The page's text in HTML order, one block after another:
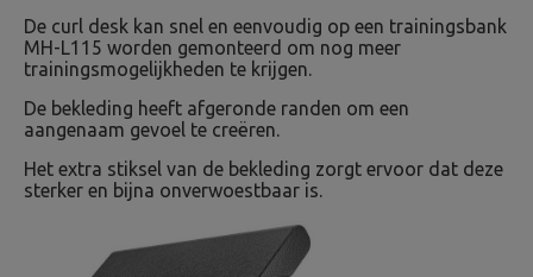
De curl desk kan snel en eenvoudig op een trainingsbank
MH-L115 worden gemonteerd om nog meer
trainingsmogelijkheden te krijgen.
De bekleding heeft afgeronde randen om een ​​
aangenaam gevoel te creëren.
Het extra stiksel van de bekleding zorgt ervoor dat deze
sterker en bijna onverwoestbaar is.